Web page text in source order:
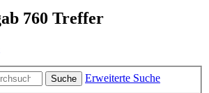
760 Treffer
Suche
Erweiterte Suche